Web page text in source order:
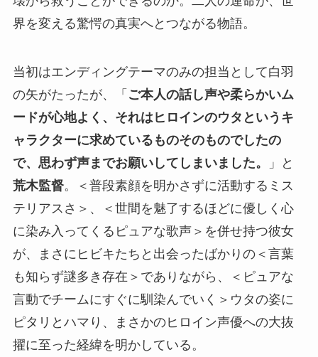
界を変える驚愕の真実へとつながる物語。
当初はエンディングテーマのみの担当として白羽
の矢がたったが、「 ご本人の話し声や柔らかいム
ードが心地よく、それはヒロインのウタというキ
ャラクターに求めているものそのものでしたの
で、思わず声までお願いしてしまいました。
」と
荒木監督。＜普段素顔を明かさずに活動するミス
テリアスさ＞、＜世間を魅了するほどに優しく心
に染み入ってくるピュアな歌声＞を併せ持つ彼女
が、まさにヒビキたちと出会ったばかりの＜言葉
も知らず謎多き存在＞でありながら、＜ピュアな
言動でチームにすぐに馴染んでいく＞ウタの姿に
ピタリとハマり、まさかのヒロイン声優への大抜
擢に至った経緯を明かしている。